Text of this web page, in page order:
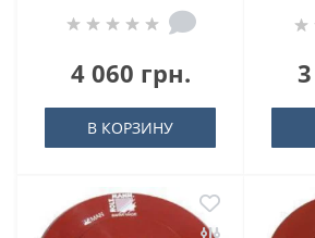
4 060 грн.
В КОРЗИНУ